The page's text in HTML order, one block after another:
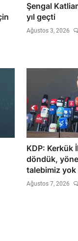
Şengal
yıl geçti
Ağustos 3, 2026
KDP: Kerkük
döndük,
talebimiz yok
Ağustos 7, 2026